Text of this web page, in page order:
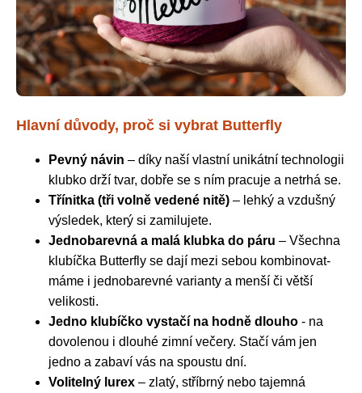
Hlavní důvody, proč si vybrat Butterfly
Pevný návin – díky naší vlastní unikátní technologii
klubko drží tvar, dobře se s ním pracuje a netrhá se.
Třínitka (tři volně vedené nitě) – lehký a vzdušný
výsledek, který si zamilujete.
Jednobarevná a malá klubka do páru – Všechna
klubíčka Butterfly se dají mezi sebou kombinovat-
máme i jednobarevné varianty a menší či větší
velikosti.
Jedno klubíčko vystačí na hodně dlouho - na
dovolenou i dlouhé zimní večery. Stačí vám jen
jedno a zabaví vás na spoustu dní.
Volitelný lurex – zlatý, stříbrný nebo tajemná